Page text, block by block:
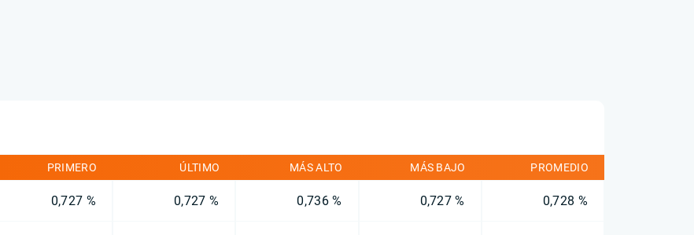
PRIMERO ÚLTIMO MÁS ALTO MÁS BAJO PROMEDIO
0,727 % 0,727 % 0,736 % 0,727 % 0,728 %